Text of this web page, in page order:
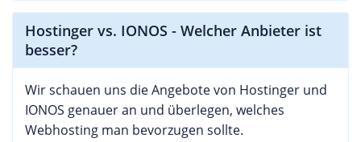
Hostinger vs. IONOS - Welcher Anbieter ist
besser?
Wir schauen uns die Angebote von Hostinger und
IONOS genauer an und überlegen, welches
Webhosting man bevorzugen sollte.